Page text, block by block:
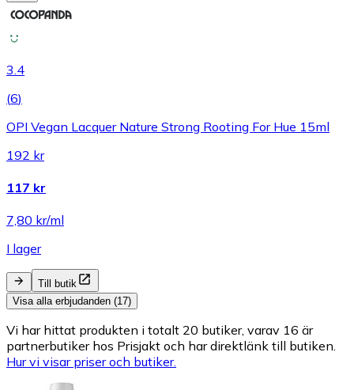
3.4
(6)
OPI Vegan Lacquer Nature Strong Rooting For Hue 15ml
192 kr
117 kr
7,80 kr/ml
I lager
Till butik
Visa alla erbjudanden (17)
Vi har hittat produkten i totalt 20 butiker, varav 16 är
partnerbutiker hos Prisjakt och har direktlänk till butiken.
Hur vi visar priser och butiker.